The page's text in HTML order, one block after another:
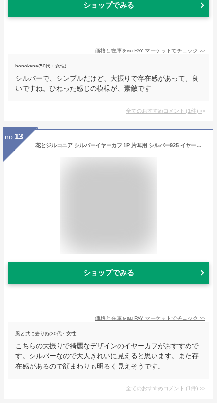
ショップでみる
価格と在庫をau PAY マーケット でチェック >>
honokana(50代・女性)
シルバーで、シンプルだけど、大振りで存在感があって、良
いですね。ひねった感じの模様が、素敵です
全てのおすすめコメント (1件) >
no. 13
花とジルコニア シルバーイヤーカフ 1P 片耳用 シルバー925 イヤーカフス イヤカフ ノンホールピアス イヤリング シンプル キレイめ
ショップでみる
価格と在庫をau PAY マーケット でチェック >>
風と共に去りぬ(30代・女性)
こちらの大振りで綺麗なデザインのイヤーカフがおすすめで
す。シルバーなので大人きれいに見えると思います。また存
在感があるので顔まわりも明るく見えそうです。
全てのおすすめコメント (1件) >